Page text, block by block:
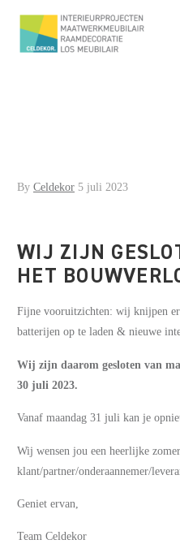
By Celdekor 5 juli 2023
WIJ ZIJN
HET
Fijne vooruitzichten: wij knijpen
batterijen op te laden & nieuwe
Wij zijn daarom gesloten van
30 juli 2023.
Vanaf maandag 31 juli kan je
Wij wensen jou een heerlijke
klant/partner/onderaannemer/
Geniet ervan,
Team Celdekor